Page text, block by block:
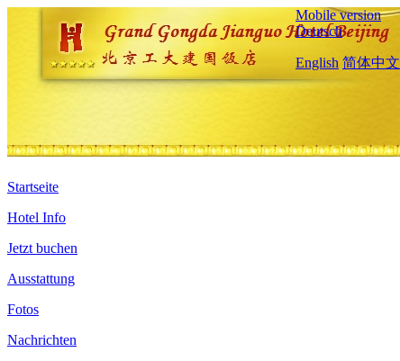
Mobile version
Deutsch
English 简体中文
Startseite
Hotel Info
Jetzt buchen
Ausstattung
Fotos
Nachrichten